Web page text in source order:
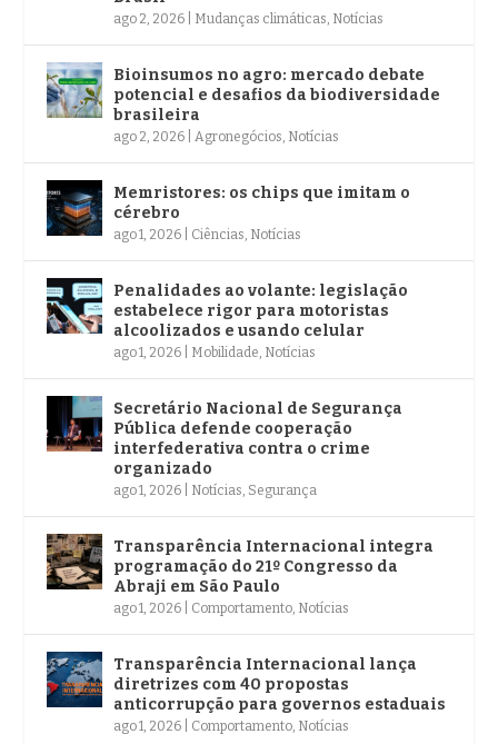
ago 2, 2026 Mudanças climáticas, Notícias
Bioinsumos no agro: mercado debate
potencial e desafios da biodiversidade
brasileira
ago 2, 2026 |Agronegócios, Notícias
Memristores: os chips que imitam o
cérebro
ago 1, 2026 Ciências, Notícias
Penalidades ao volante: legislação
estabelece rigor para motoristas
alcoolizados e usando celular
ago 1, 2026 Mobilidade, Notícias
Secretário Nacional de Segurança
Pública defende cooperação
interfederativa contra o crime
organizado
ago 1, 2026 Notícias, Segurança
Transparência Internacional integra
programação do 21º Congresso da
Abraji em São Paulo
ago 1, 2026 Comportamento, Notícias
Transparência Internacional lança
diretrizes com 40 propostas
anticorrupção para governos estaduais
ago 1, 2026 Comportamento, Notícias